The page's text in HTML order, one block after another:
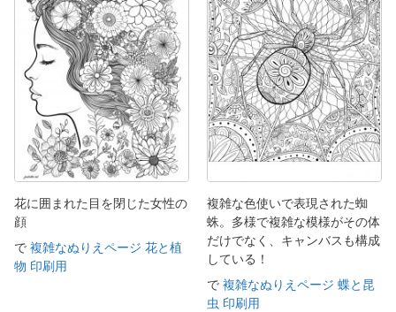
花に囲まれた目を閉じた女性の
顔
で 複雑なぬりえページ 花と植
物 印刷用
複雑な色使いで表現された蜘
蛛。多様で複雑な模様がその体
だけでなく、キャンバスも構成
している！
で 複雑なぬりえページ 蝶と昆
虫 印刷用